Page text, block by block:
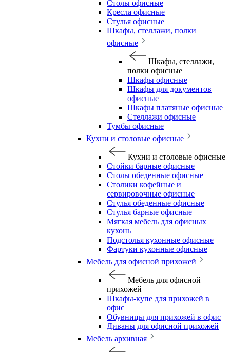
Столы офисные
Кресла офисные
Стулья офисные
Шкафы, стеллажи, полки
офисные
Шкафы, стеллажи,
полки офисные
Шкафы офисные
Шкафы для документов
офисные
Шкафы платяные офисные
Стеллажи офисные
Тумбы офисные
Кухни и столовые офисные
Кухни и столовые офисные
Стойки барные офисные
Столы обеденные офисные
Столики кофейные и
сервировочные офисные
Стулья обеденные офисные
Стулья барные офисные
Мягкая мебель для офисных
кухонь
Подстолья кухонные офисные
Фартуки кухонные офисные
Мебель для офисной прихожей
Мебель для офисной
прихожей
Шкафы-купе для прихожей в
офис
Обувницы для прихожей в офис
Диваны для офисной прихожей
Мебель архивная